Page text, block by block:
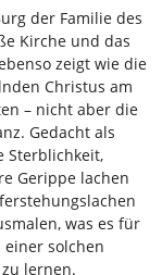
der Familie des
Kirche und das
zeigt wie die
Christus am
– nicht aber die
Gedacht als
Sterblichkeit,
Gerippe lachen
was es für
solchen
lernen.